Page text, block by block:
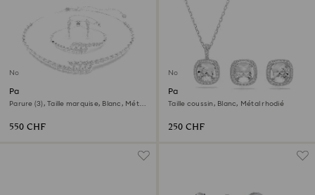
Nouveau
Parure Mesmera
Parure (3), Taille marquise, Blanc, Métal
550 CHF
Nouveau
Parure Una Angelic
Taille coussin, Blanc, Métal rhodié
250 CHF